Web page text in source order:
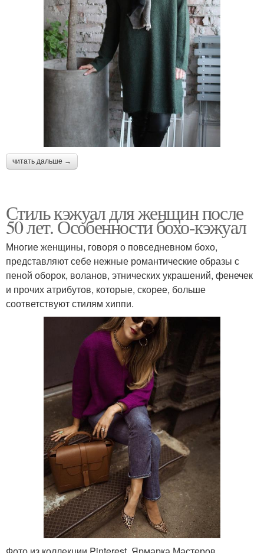
читать дальше →
Стиль кэжуал для женщин после
50 лет. Особенности бохо-кэжуал
Многие женщины, говоря о повседневном бохо,
представляют себе нежные романтические образы с
пеной оборок, воланов, этнических украшений, фенечек
и прочих атрибутов, которые, скорее, больше
соответствуют стилям хиппи.